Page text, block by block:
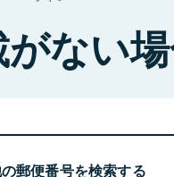
ない
郵便番号を検索する